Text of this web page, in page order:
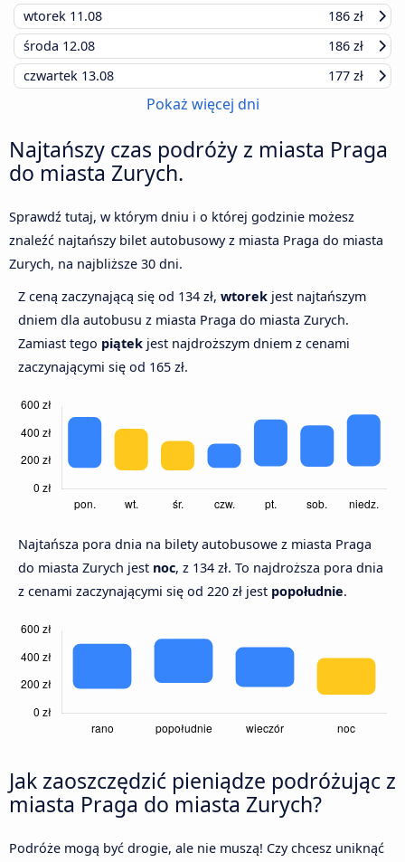
wtorek 11.08
186 zł
środa 12.08
186 zł
czwartek 13.08 177 zł
Pokaż więcej dni
Najtańszy czas podróży z miasta Praga
do miasta Zurych.
Sprawdź tutaj, w którym dniu i o której godzinie możesz
znaleźć najtańszy bilet autobusowy z miasta Praga do miasta
Zurych, na najbliższe 30 dni.
Z ceną zaczynającą się od 134 zł, wtorek jest najtańszym
dniem dla autobusu z miasta Praga do miasta Zurych.
Zamiast tego piątek jest najdroższym dniem z cenami
zaczynającymi się od 165 zł.
Najtańsza pora dnia na bilety autobusowe z miasta Praga
do miasta Zurych jest noc, z 134 zł. To najdroższa pora dnia
z cenami zaczynającymi się od 220 zł jest popołudnie.
Jak zaoszczędzić pieniądze podróżując z
miasta Praga do miasta Zurych?
Podróże mogą być drogie, ale nie muszą! Czy chcesz uniknąć